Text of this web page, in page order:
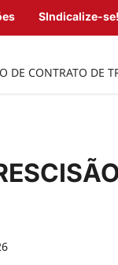
SIndicalize-se!
DE CONTRATO DE